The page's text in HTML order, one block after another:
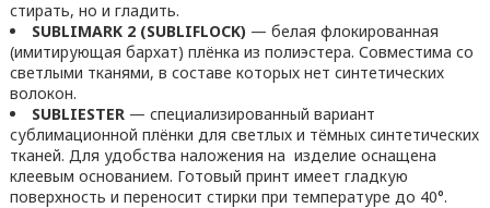
стирать, но и гладить.
SUBLIMARK 2 (SUBLIFLOCK) — белая флокированная
(имитирующая бархат) плёнка из полиэстера. Совместима со
светлыми тканями, в составе которых нет синтетических
волокон.
SUBLIESTER— специализированный вариант
сублимационной плёнки для светлых и тёмных синтетических
тканей. Для удобства наложения на изделие оснащена
клеевым основанием. Готовый принт имеет гладкую
поверхность и переносит стирки при температуре до 40°.